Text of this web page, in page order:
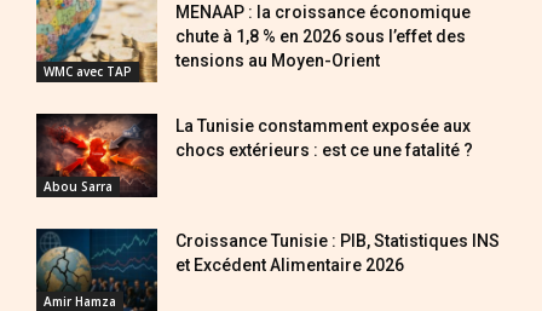
WMC avec TAP
MENAAP : la croissance économique
chute à 1,8 % en 2026 sous l’effet des
tensions au Moyen-Orient
Abou Sarra
La Tunisie constamment exposée aux
chocs extérieurs : est ce une fatalité ?
Amir Hamza
Croissance Tunisie : PIB, Statistiques INS
et Excédent Alimentaire 2026